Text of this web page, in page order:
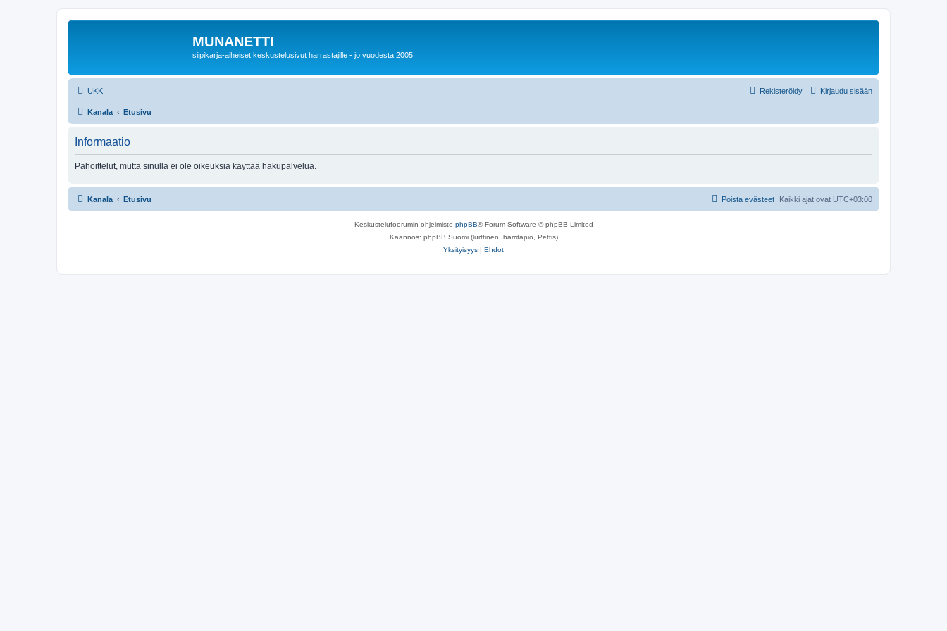
MUNANETTI
siipikarja-aiheiset keskustelusivut harrastajille - jo vuodesta 2005
UKK Kirjaudu sisään
Rekisteröidy
Kanala Etusivu
Informaatio
Pahoittelut, mutta sinulla ei ole oikeuksia käyttää hakupalvelua.
Kanala Etusivu Kaikki ajat ovat UTC+03:00
Poista evästeet
Keskustelufoorumin ohjelmisto phpBB® Forum Software © phpBB Limited
Käännös: phpBB Suomi (lurttinen, harritapio, Pettis)
Yksityisyys | Ehdot